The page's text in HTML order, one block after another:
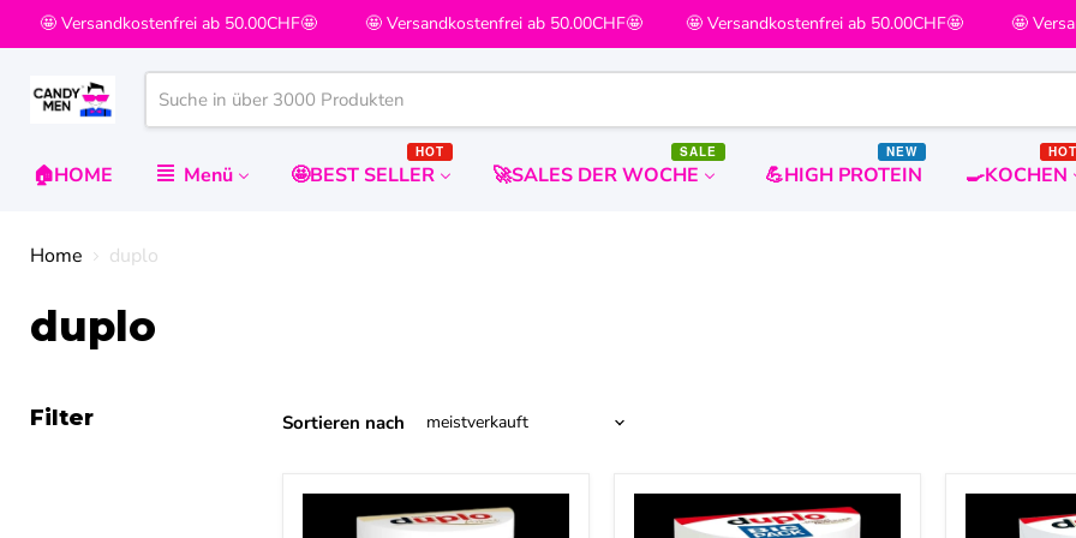
🤩 Versandkostenfrei ab 50.00CHF🤩 🤩 Versandkostenfrei ab 50.00CHF🤩 🤩 Versandkostenfrei ab 50.00CHF🤩 🤩
🏠HOME
Menü 🤩BEST SELLER
HOT
🚀SALES DER WOCHE
SALE
💪HIGH PROTEIN
NEW
🍳KOCHEN
HOT
Home duplo
duplo
Filter Sortieren nach